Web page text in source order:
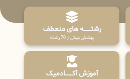
رشتـــــــه های منعطف
پوشش بیش از 70 رشته
آموزش آکـــــــادمیک